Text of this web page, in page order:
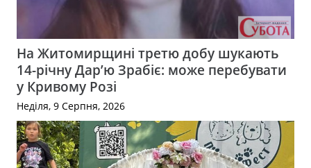
На Житомирщині третю добу шукають
14-річну Дар’ю Зрабіє: може перебувати
у Кривому Розі
Неділя, 9 Серпня, 2026